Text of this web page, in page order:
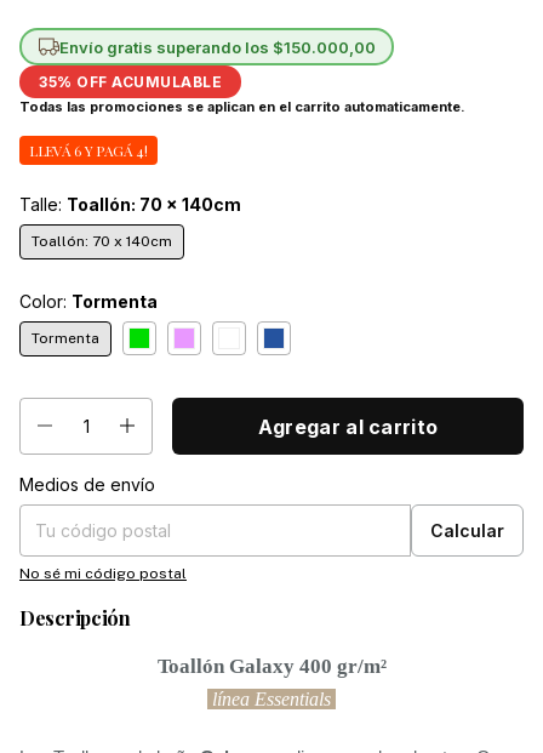
Envío gratis superando los $150.000,00
LLEVÁ 6 Y PAGÁ 4!
Talle: Toallón: 70 x 140cm
Toallón: 70 x 140cm
Color: Tormenta
Tormenta
Entregas para el CP:
Medios de envío
Calcular
No sé mi código postal
Descripción
Toallón Galaxy 400 gr/m²
línea Essentials